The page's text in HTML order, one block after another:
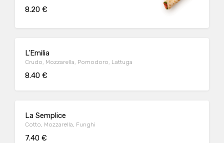
8.20 €
L'Emilia
Crudo, Mozzarella, Pomodoro, Lattuga
8.40 €
La Semplice
Cotto, Mozzarella, Funghi
7.40 €